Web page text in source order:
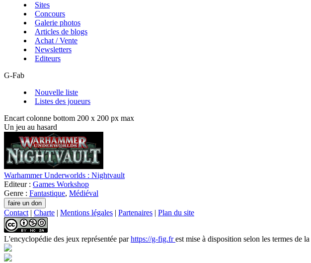
Sites
Concours
Galerie photos
Articles de blogs
Achat / Vente
Newsletters
Editeurs
G-Fab
Nouvelle liste
Listes des joueurs
Encart colonne bottom 200 x 200 px max
Un jeu au hasard
Warhammer Underworlds : Nightvault
Editeur : Games Workshop
Genre : Fantastique, Médiéval
Contact | Charte | Mentions légales | Partenaires | Plan du site
L'encyclopédie des jeux représentée parhttps://g-fig.frest mise à disposition selon les termes de la